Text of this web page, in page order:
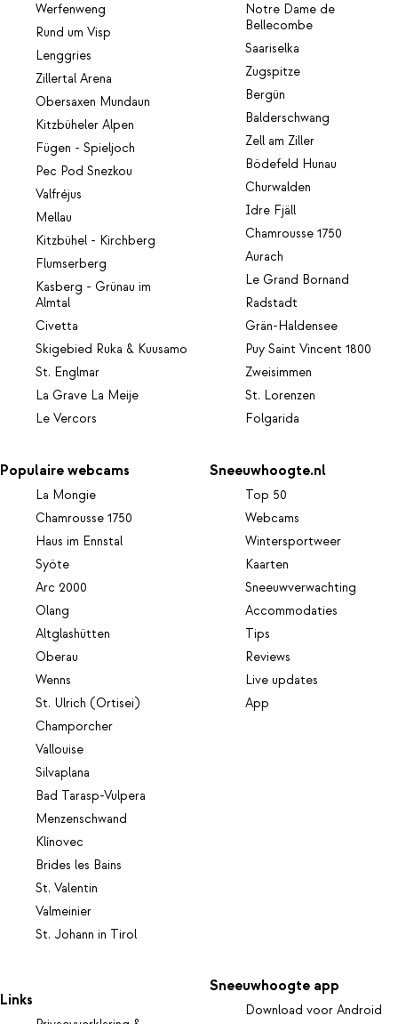
Werfenweng
Rund um Visp
Lenggries
Zillertal Arena
Obersaxen Mundaun
Kitzbüheler Alpen
Fügen - Spieljoch
Pec Pod Snezkou
Valfréjus
Mellau
Kitzbühel - Kirchberg
Flumserberg
Kasberg - Grünau im
Almtal
Civetta
Skigebied Ruka & Kuusamo
St. Englmar
La Grave La Meije
Le Vercors
Notre Dame de
Bellecombe
Saariselka
Zugspitze
Bergün
Balderschwang
Zell am Ziller
Bödefeld Hunau
Churwalden
Idre Fjäll
Chamrousse 1750
Aurach
Le Grand Bornand
Radstadt
Grän-Haldensee
Puy Saint Vincent 1800
Zweisimmen
St. Lorenzen
Folgarida
Populaire webcams
La Mongie
Chamrousse 1750
Haus im Ennstal
Syöte
Arc 2000
Olang
Altglashütten
Oberau
Wenns
St. Ulrich (Ortisei)
Champorcher
Vallouise
Silvaplana
Bad Tarasp-Vulpera
Menzenschwand
Klínovec
Brides les Bains
St. Valentin
Valmeinier
St. Johann in Tirol
Sneeuwhoogte.nl
Top 50
Webcams
Wintersportweer
Kaarten
Sneeuwverwachting
Accommodaties
Tips
Reviews
Live updates
App
Links
Sneeuwhoogte app
Download voor Android